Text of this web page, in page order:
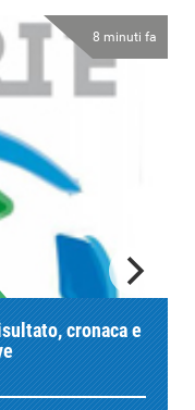
8 minuti fa
cronaca e